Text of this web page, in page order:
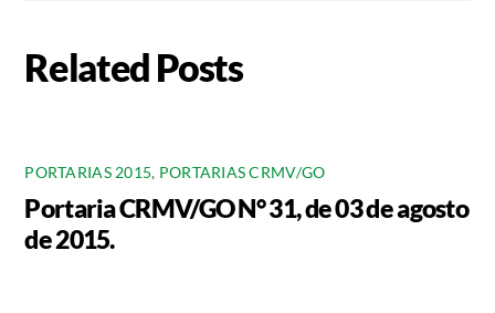
Related Posts
PORTARIAS 2015, PORTARIAS CRMV/GO
Portaria CRMV/GO N° 31, de 03 de agosto
de 2015.